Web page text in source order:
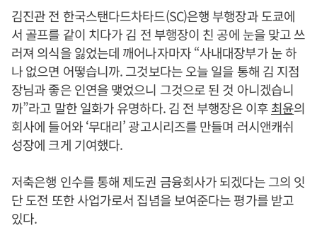
김진관 전 한국스탠다드차타드(SC)은행 부행장과 도쿄에
서 골프를 같이 치다가 김 전 부행장이 친 공에 눈을 맞고 쓰
러져 의식을 잃었는데 깨어나자마자 “사내대장부가 눈 하
나 없으면 어떻습니까. 그것보다는 오늘 일을 통해 김 지점
장님과 좋은 인연을 맺었으니 그것으로 된 것 아니겠습니
까”라고 말한 일화가 유명하다. 김 전 부행장은 이후최윤의
회사에 들어와 ‘무대리’ 광고시리즈를 만들며 러시앤캐쉬
성장에 크게 기여했다.
저축은행 인수를 통해 제도권 금융회사가 되겠다는 그의 잇
단 도전 또한 사업가로서 집념을 보여준다는 평가를 받고
있다.